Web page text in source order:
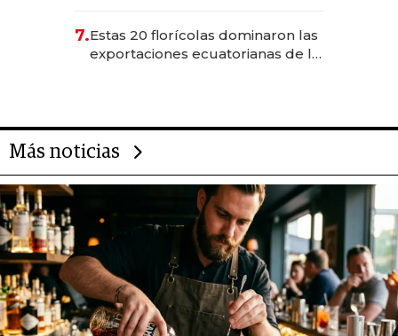
7.Estas 20 florícolas dominaron las
exportaciones ecuatorianas de la
Más noticias